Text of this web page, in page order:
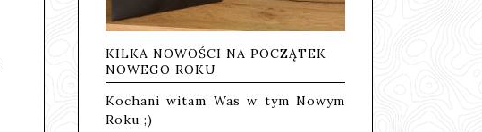
KILKA NOWOŚCI NA POCZĄTEK
NOWEGO ROKU
Kochani witam Was w tym Nowym
Roku ;)